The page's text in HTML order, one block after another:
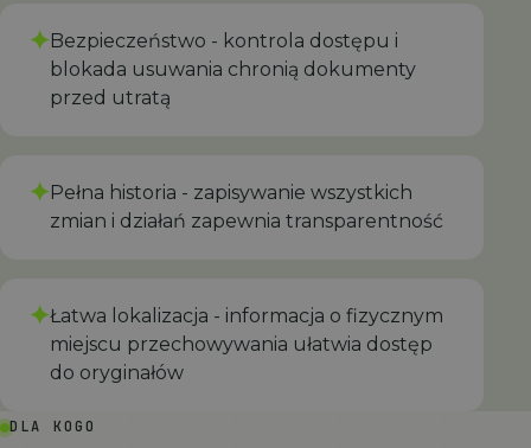
✦‍‍Bezpieczeństwo - kontrola dostępu i
blokada usuwania chronią dokumenty
przed utratą
✦Pełna historia - zapisywanie wszystkich
zmian i działań zapewnia transparentność
✦Łatwa lokalizacja - informacja o fizycznym
miejscu przechowywania ułatwia dostęp
do oryginałów
DLA KOGO